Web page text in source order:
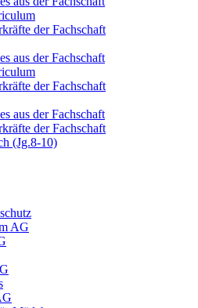
der Fachschaft
aus der Fachschaft
der Fachschaft
aus der Fachschaft
der Fachschaft
(Jg.8-10)
AG